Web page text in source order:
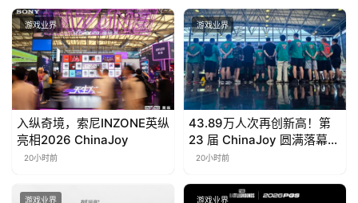
文
(
中
国
)
游戏业界
入纵奇境，索尼INZONE英纵
亮相2026 ChinaJoy
20小时前
游戏业界
43.89万人次再创新高！第
23 届 ChinaJoy 圆满落幕：
感谢有你，共赴这场“与 AI
20小时前
游戏业界 游戏业界